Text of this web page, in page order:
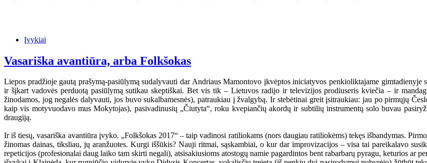
Įvykiai
Vasariška avantiūra, arba Folkšokas
Liepos pradžioje gautą prašymą-pasiūlymą sudalyvauti dar Andriaus Mamontovo įkvėptos iniciatyvos penkioliktajame
ir šįkart vadovės perduotą pasiūlymą sutikau skeptiškai. Bet vis tik – Lietuvos radijo ir televizijos prodiuseris kviečia – ir
žinodamos, jog negalės dalyvauti, jos buvo sukalbamesnės), patraukiau į žvalgybą. Ir stebėtinai greit įsitraukiau: jau po pirmųjų
kaip vis motyvuodavo mus Mokytojas), pasivadinusių „Čiutyta“, roku kvepiančių akordų ir subtilių instrumentų solo buvau
draugiją.
Ir iš tiesų, vasariška avantiūra įvyko. „Folkšokas 2017“ – taip vadinosi ratiliokams (nors daugiau ratiliokėms) tekęs išbandymas.
žinomas dainas, tiksliau, jų aranžuotes. Kurgi iššūkis? Nauji ritmai, sąskambiai, o kur dar improvizacijos – visa tai pareikalavo
repeticijos (profesionalai daug laiko tam skirti negali), atsisakiusioms atostogų namie pagardintos bent rabarbarų pyragu, keturios ar